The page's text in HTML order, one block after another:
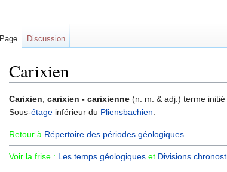
Carixien
Carixien, carixien - carixienne (n. m. & adj.) terme
Sous-étage inférieur du Pliensbachien.
Retour à Répertoire des périodes géologiques
Voir la frise : Les temps géologiques et Divisions
Page Discussion